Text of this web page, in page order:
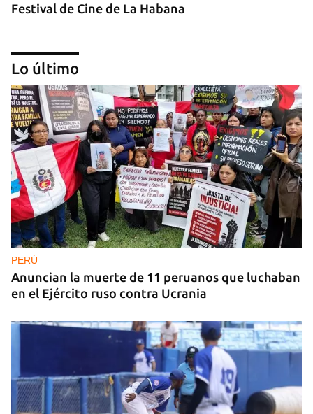
Festival de Cine de La Habana
MÚSICA
Un público enamorado de Celia Cruz desafía la
censura en un homenaje en La Habana
Lo último
PERÚ
Anuncian la muerte de 11 peruanos que luchaban
en el Ejército ruso contra Ucrania